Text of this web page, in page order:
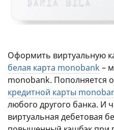
Оформить виртуальную
белая карта monobank–
monobank. Пополняется
кредитной карты
любого другого банка. И
виртуальная дебетовая